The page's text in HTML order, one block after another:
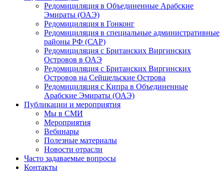
Редомициляция в Объединенные Арабские
Эмираты (ОАЭ)
Редомициляция в Гонконг
Редомициляция в специальные административные
районы РФ (САР)
Редомициляция с Британских Виргинских
Островов в ОАЭ
Редомициляция с Британских Виргинских
Островов на Сейшельские Острова
Редомициляция с Кипра в Объединенные
Арабские Эмираты (ОАЭ)
Публикации и мероприятия
Мы в СМИ
Мероприятия
Вебинары
Полезные материалы
Новости отрасли
Часто задаваемые вопросы
Контакты